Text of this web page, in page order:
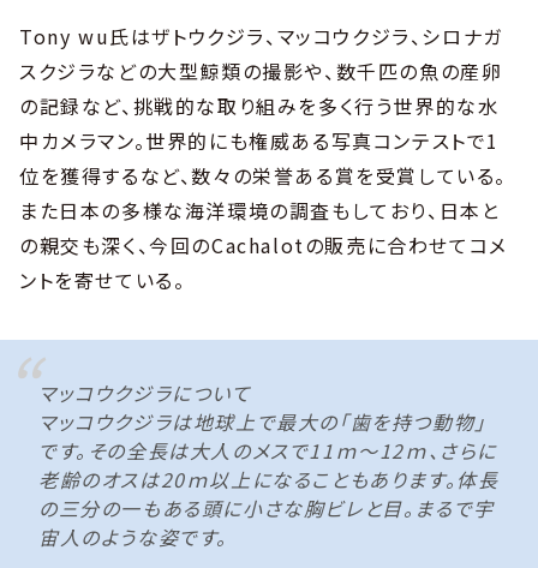
Tony wu氏はザトウクジラ、マッコウクジラ、シロナガ
スクジラなどの大型鯨類の撮影や、数千匹の魚の産卵
の記録など、挑戦的な取り組みを多く行う世界的な水
中カメラマン。世界的にも権威ある写真コンテストで1
位を獲得するなど、数々の栄誉ある賞を受賞している。
また日本の多様な海洋環境の調査もしており、日本と
の親交も深く、今回のCachalotの販売に合わせてコメ
ントを寄せている。
マッコウクジラについて
マッコウクジラは地球上で最大の「歯を持つ動物」
です。その全長は大人のメスで11ｍ～12ｍ、さらに
老齢のオスは20ｍ以上になることもあります。体長
の三分の一もある頭に小さな胸ビレと目。まるで宇
宙人のような姿です。